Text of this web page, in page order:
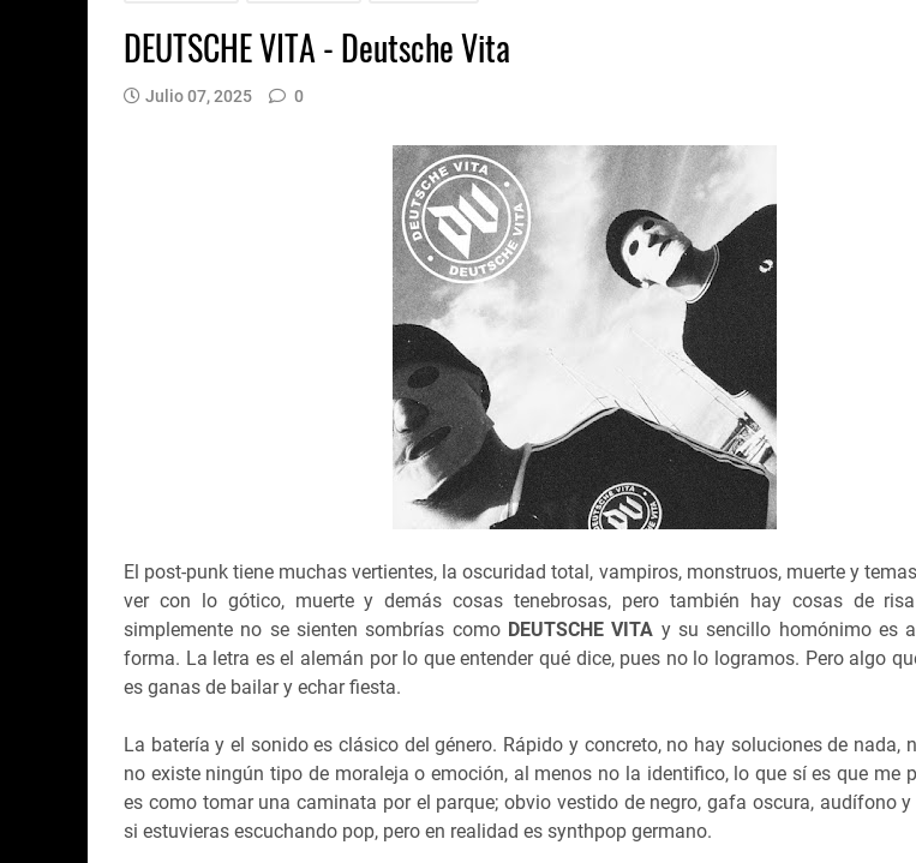
DEUTSCHE VITA - Deutsche Vita
Julio 07, 2025 0
El post-punk tiene muchas vertientes, la oscuridad total, vampiros, monstruos, muerte y
ver con lo gótico, muerte y demás cosas tenebrosas, pero también hay cosas de
simplemente no se sienten sombrías como DEUTSCHE VITA y su sencillo homónimo es
forma. La letra es el alemán por lo que entender qué dice, pues no lo logramos. Pero algo
es ganas de bailar y echar fiesta.
La batería y el sonido es clásico del género. Rápido y concreto, no hay soluciones de nada,
no existe ningún tipo de moraleja o emoción, al menos no la identifico, lo que sí es que me
es como tomar una caminata por el parque; obvio vestido de negro, gafa oscura, audífono
si estuvieras escuchando pop, pero en realidad es synthpop germano.